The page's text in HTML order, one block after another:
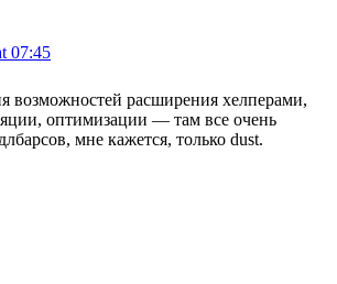
07:45
возможностей расширения хелперами,
оптимизации — там все очень
мне кажется, только dust.